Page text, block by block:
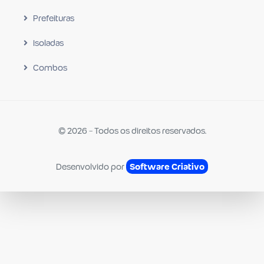
Prefeituras
Isoladas
Combos
© 2026 - Todos os direitos reservados.
Desenvolvido por Software Criativo